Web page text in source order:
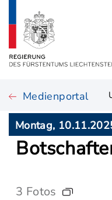
Medienportal
Montag,
3 Fotos